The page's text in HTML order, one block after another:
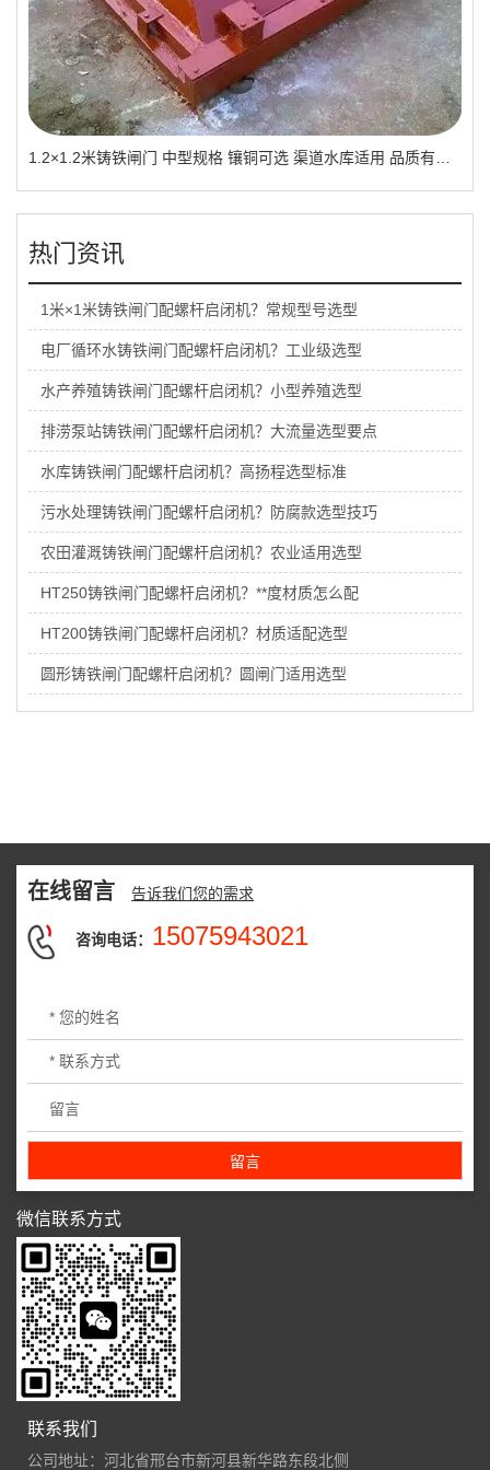
热门资讯
1米×1米铸铁闸门配螺杆启闭机？常规型号选型
电厂循环水铸铁闸门配螺杆启闭机？工业级选型
水产养殖铸铁闸门配螺杆启闭机？小型养殖选型
排涝泵站铸铁闸门配螺杆启闭机？大流量选型要点
水库铸铁闸门配螺杆启闭机？高扬程选型标准
污水处理铸铁闸门配螺杆启闭机？防腐款选型技巧
农田灌溉铸铁闸门配螺杆启闭机？农业适用选型
HT250铸铁闸门配螺杆启闭机？**度材质怎么配
HT200铸铁闸门配螺杆启闭机？材质适配选型
圆形铸铁闸门配螺杆启闭机？圆闸门适用选型
在线留言 告诉我们您的需求
咨询电话： 15075943021
微信联系方式
联系我们
公司地址：河北省邢台市新河县新华路东段北侧